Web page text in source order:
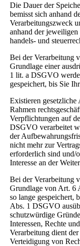
Die Dauer der
bemisst sich anhand
Verarbeitungszweck
anhand der
handels- und
Bei der Verarbeitung
Grundlage einer
1 lit. a DSGVO
gespeichert, bis Sie
Existieren
Rahmen
Verpflichtungen auf
DSGVO verarbeitet
der
nicht mehr zur
erforderlich sind und/
Interesse an der
Bei der Verarbeitung
Grundlage von Art. 6
so lange gespeichert,
Abs. 1 DSGVO
schutzwürdige
Interessen, Rechte
Verarbeitung dient
Verteidigung von